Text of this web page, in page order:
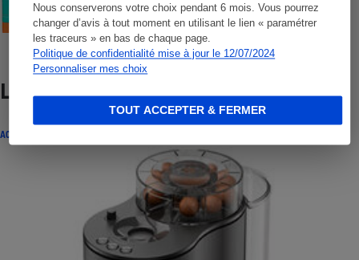
Nous conserverons votre choix pendant 6 mois. Vous pourrez
changer d’avis à tout moment en utilisant le lien « paramétrer
les traceurs » en bas de chaque page.
Politique de confidentialité mise à jour le 12/07/2024
Personnaliser mes choix
TOUT ACCEPTER & FERMER
Lire aussi
ACTUALITÉ